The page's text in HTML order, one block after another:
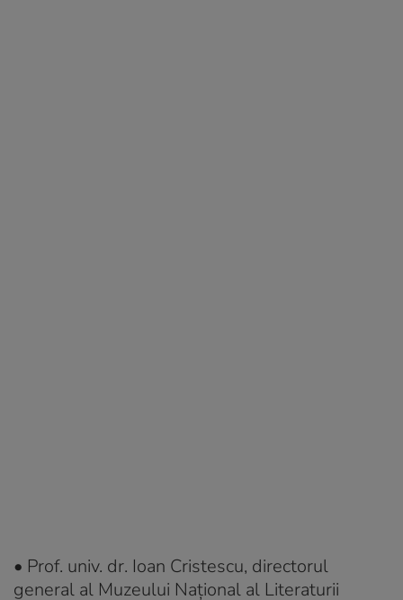
• Prof. univ. dr. Ioan Cristescu, directorul
general al Muzeului Național al Literaturii